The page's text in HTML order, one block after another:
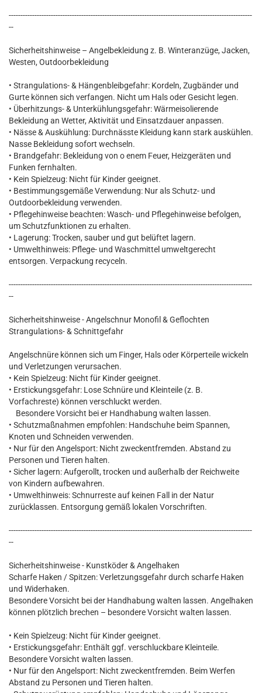
--------------------------------------------------------------------------------------------------------
--
Sicherheitshinweise – Angelbekleidung z. B. Winteranzüge, Jacken,
Westen, Outdoorbekleidung
• Strangulations- & Hängenbleibgefahr: Kordeln, Zugbänder und
Gurte können sich verfangen. Nicht um Hals oder Gesicht legen.
• Überhitzungs- & Unterkühlungsgefahr: Wärmeisolierende
Bekleidung an Wetter, Aktivität und Einsatzdauer anpassen.
• Nässe & Auskühlung: Durchnässte Kleidung kann stark auskühlen.
Nasse Bekleidung sofort wechseln.
• Brandgefahr: Bekleidung von o enem Feuer, Heizgeräten und
Funken fernhalten.
• Kein Spielzeug: Nicht für Kinder geeignet.
• Bestimmungsgemäße Verwendung: Nur als Schutz- und
Outdoorbekleidung verwenden.
• Pflegehinweise beachten: Wasch- und Pflegehinweise befolgen,
um Schutzfunktionen zu erhalten.
• Lagerung: Trocken, sauber und gut belüftet lagern.
• Umwelthinweis: Pflege- und Waschmittel umweltgerecht
entsorgen. Verpackung recyceln.
--------------------------------------------------------------------------------------------------------
--
Sicherheitshinweise - Angelschnur Monofil & Geflochten
Strangulations- & Schnittgefahr
Angelschnüre können sich um Finger, Hals oder Körperteile wickeln
und Verletzungen verursachen.
• Kein Spielzeug: Nicht für Kinder geeignet.
• Erstickungsgefahr: Lose Schnüre und Kleinteile (z. B.
Vorfachreste) können verschluckt werden.
Besondere Vorsicht bei er Handhabung walten lassen.
• Schutzmaßnahmen empfohlen: Handschuhe beim Spannen,
Knoten und Schneiden verwenden.
• Nur für den Angelsport: Nicht zweckentfremden. Abstand zu
Personen und Tieren halten.
• Sicher lagern: Aufgerollt, trocken und außerhalb der Reichweite
von Kindern aufbewahren.
• Umwelthinweis: Schnurreste auf keinen Fall in der Natur
zurücklassen. Entsorgung gemäß lokalen Vorschriften.
--------------------------------------------------------------------------------------------------------
--
Sicherheitshinweise - Kunstköder & Angelhaken
Scharfe Haken / Spitzen: Verletzungsgefahr durch scharfe Haken
und Widerhaken.
Besondere Vorsicht bei der Handhabung walten lassen. Angelhaken
können plötzlich brechen – besondere Vorsicht walten lassen.
• Kein Spielzeug: Nicht für Kinder geeignet.
• Erstickungsgefahr: Enthält ggf. verschluckbare Kleinteile.
Besondere Vorsicht walten lassen.
• Nur für den Angelsport: Nicht zweckentfremden. Beim Werfen
Abstand zu Personen und Tieren halten.